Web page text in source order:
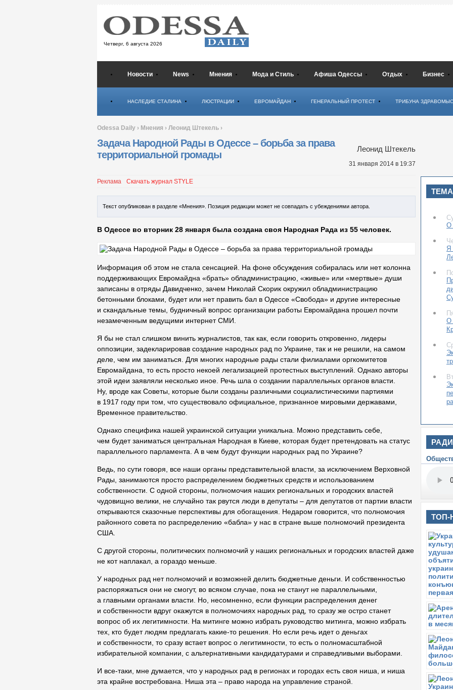
Четверг, 6 августа 2026
Новости News Мнения Мода и Стиль Афиша Одессы Отдых Бизнес
НАСЛЕДИЕ СТАЛИНА ЛЮСТРАЦИИ ЕВРОМАЙДАН ГЕНЕРАЛЬНЫЙ ПРОТЕСТ ТРИБУНА
Odessa Daily › Мнения › Леонид Штекель ›
Задача Народной Рады в Одессе – борьба за права
территориальной громады
Леонид Штекель
31 января 2014 в 19:37
Реклама Скачать журнал STYLE
Текст опубликован в разделе «Мнения». Позиция редакции может не совпадать с убеждениями автора.
В Одессе во вторник 28 января была создана своя Народная Рада из 55 человек.
Информация об этом не стала сенсацией. На фоне обсуждения собиралась или нет колонна
поддерживающих Евромайдна «брать» обладминистрацию, «живые» или «мертвые» души
записаны в отряды Давидченко, зачем Николай Скорик окружил обладминистрацию
бетонными блоками, будет или нет править бал в Одессе «Свобода» и другие интересные
и скандальные темы, будничный вопрос организации работы Евромайдана прошел почти
незамеченным ведущими интернет СМИ.
Я бы не стал слишком винить журналистов, так как, если говорить откровенно, лидеры
оппозиции, задекларировав создание народных рад по Украине, так и не решили, на самом
деле, чем им заниматься. Для многих народные рады стали филиалами оргкомитетов
Евромайдана, то есть просто некоей легализацией протестных выступлений. Однако авторы
этой идеи заявляли несколько иное. Речь шла о создании параллельных органов власти.
Ну, вроде как Советы, которые были созданы различными социалистическими партиями
в 1917 году при том, что существовало официальное, признанное мировыми державами,
Временное правительство.
Однако специфика нашей украинской ситуации уникальна. Можно представить себе,
чем будет заниматься центральная Народная в Киеве, которая будет претендовать на статус
параллельного парламента. А в чем будут функции народных рад по Украине?
Ведь, по сути говоря, все наши органы представительной власти, за исключением Верховной
Рады, занимаются просто распределением бюджетных средств и использованием
собственности. С одной стороны, полномочия наших региональных и городских властей
чудовищно велики, не случайно так рвутся люди в депутаты – для депутатов от партии власти
открываются сказочные перспективы для обогащения. Недаром говорится, что полномочия
районного совета по распределению «бабла» у нас в стране выше полномочий президента
США.
С другой стороны, политических полномочий у наших региональных и городских властей даже
не кот наплакал, а гораздо меньше.
У народных рад нет полномочий и возможней делить бюджетные деньги. И собственностью
распоряжаться они не смогут, во всяком случае, пока не станут не параллельными,
а главными органами власти. Но, несомненно, если функции распределения денег
и собственности вдруг окажутся в полномочиях народных рад, то сразу же остро станет
вопрос об их легитимности. На митинге можно избрать руководство митинга, можно избрать
тех, кто будет людям предлагать какие-то решения. Но если речь идет о деньгах
и собственности, то сразу встает вопрос о легитимности, то есть о полномасштабной
избирательной компании, с альтернативными кандидатурами и справедливыми выборами.
И все-таки, мне думается, что у народных рад в регионах и городах есть своя ниша, и ниша
эта крайне востребована. Ниша эта – право народа на управление страной.
О
Я
О
С
ТОП-